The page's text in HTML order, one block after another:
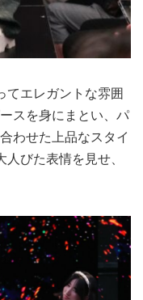
てエレガントな雰囲
スを身にまとい、パ
わせた上品なスタイ
びた表情を見せ、